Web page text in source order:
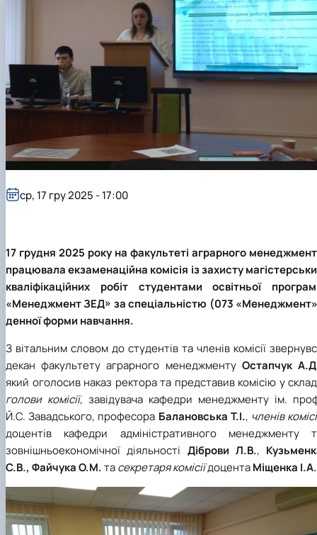
17 грудня 2025 року на факультеті аграрного
працювала екзаменаційна комісія із захисту
кваліфікаційних робіт студентами освітньої
«Менеджмент ЗЕД» за спеціальністю (073
денної форми навчання.
З вітальним словом до студентів та членів комісії
декан факультету аграрного менеджменту Остапчук
який оголосив наказ ректора та представив комісію у
голови комісії, завідувача кафедри менеджменту ім.
Й.С. Завадського, професора Балановська Т.І., членів
доцентів кафедри адміністративного менеджменту
зовнішньоекономічної діяльності Діброви Л.В.,
С.В., Файчука О.М.тасекретаря комісіїдоцентаМіщенка І.А.
ср, 17 гру 2025 - 17:00